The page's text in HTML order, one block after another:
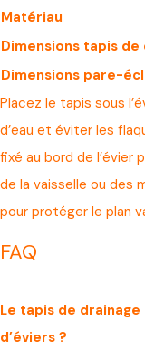
Matériau
Dimensions tapis de
Dimensions pare-
Placez le tapis sous
d’eau et éviter les
fixé au bord de l’évier
de la vaisselle ou des
pour protéger le plan
FAQ
Le tapis de
d’éviers ?